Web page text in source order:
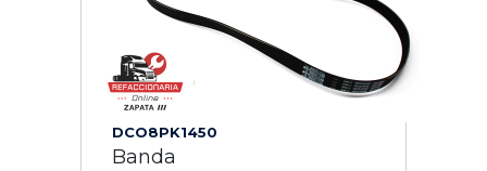
DCO8PK1450
Banda